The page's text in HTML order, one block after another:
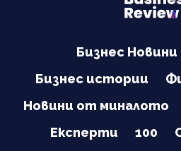
Бизнес Новини
Бизнес истории
Новини от миналото
Експерти
100